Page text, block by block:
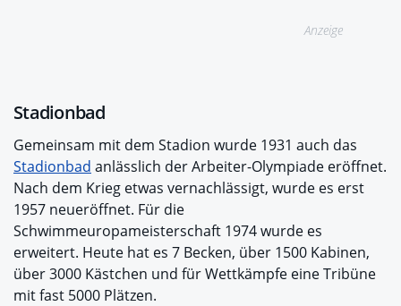
Anzeige
Stadionbad
Gemeinsam mit dem Stadion wurde 1931 auch das
Stadionbad anlässlich der Arbeiter-Olympiade eröffnet.
Nach dem Krieg etwas vernachlässigt, wurde es erst
1957 neueröffnet. Für die
Schwimmeuropameisterschaft 1974 wurde es
erweitert. Heute hat es 7 Becken, über 1500 Kabinen,
über 3000 Kästchen und für Wettkämpfe eine Tribüne
mit fast 5000 Plätzen.